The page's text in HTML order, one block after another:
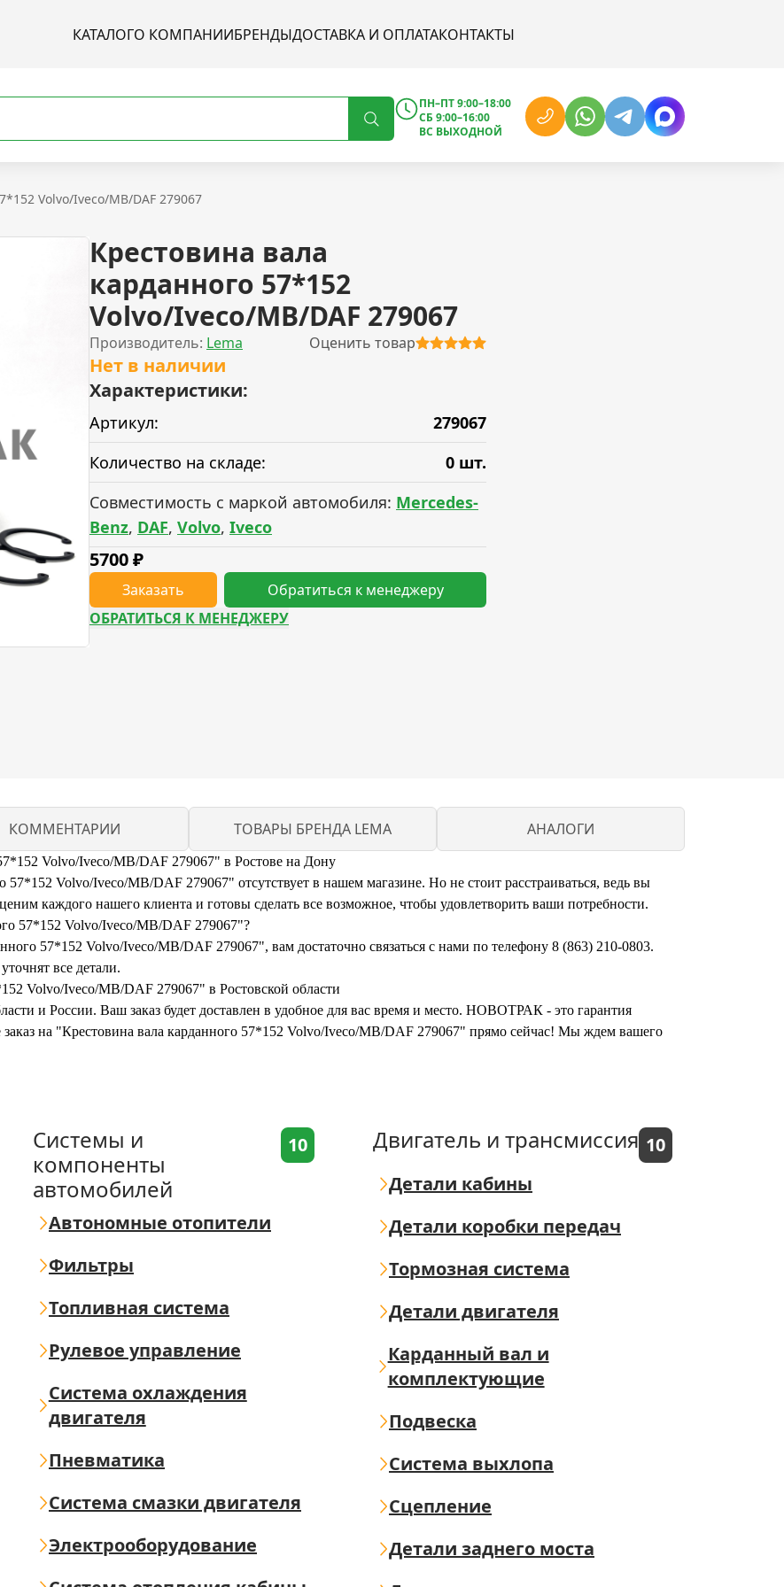
КАТАЛОГО КОМПАНИИБРЕНДЫДОСТАВКА И ОПЛАТАКОНТАКТЫ
ПН–ПТ 9:00–18:00
СБ 9:00–16:00
ВС ВЫХОДНОЙ
Volvo/Iveco/MB/DAF 279067
Крестовина вала
карданного 57*152
Volvo/Iveco/MB/DAF 279067
Производитель: Lema Оценить товар
Нет в наличии
Характеристики:
Артикул:
279067
Количество на складе:
0 шт.
Совместимость с маркой автомобиля: Mercedes-
Benz, DAF, Volvo, Iveco
5700₽
Заказать
Обратиться к менеджеру
ОБРАТИТЬСЯ К МЕНЕДЖЕРУ
КОММЕНТАРИИ ТОВАРЫ БРЕНДА LEMA АНАЛОГИ
Volvo/Iveco/MB/DAF 279067" в Ростове на Дону
Volvo/Iveco/MB/DAF 279067" отсутствует в нашем магазине. Но не стоит расстраиваться, ведь вы
каждого нашего клиента и готовы сделать все возможное, чтобы удовлетворить ваши потребности.
57*152 Volvo/Iveco/MB/DAF 279067"?
57*152 Volvo/Iveco/MB/DAF 279067", вам достаточно связаться с нами по телефону 8 (863) 210-0803.
все детали.
Volvo/Iveco/MB/DAF 279067" в Ростовской области
и России. Ваш заказ будет доставлен в удобное для вас время и место. НОВОТРАК - это гарантия
заказ на "Крестовина вала карданного 57*152 Volvo/Iveco/MB/DAF 279067" прямо сейчас! Мы ждем вашего
Системы и
компоненты
автомобилей
10
Автономные отопители
Фильтры
Топливная система
Рулевое управление
Система охлаждения
двигателя
Пневматика
Система смазки двигателя
Электрооборудование
Двигатель и трансмиссия 10
Детали кабины
Детали коробки передач
Тормозная система
Детали двигателя
Карданный вал и
комплектующие
Подвеска
Система выхлопа
Сцепление
Детали заднего моста